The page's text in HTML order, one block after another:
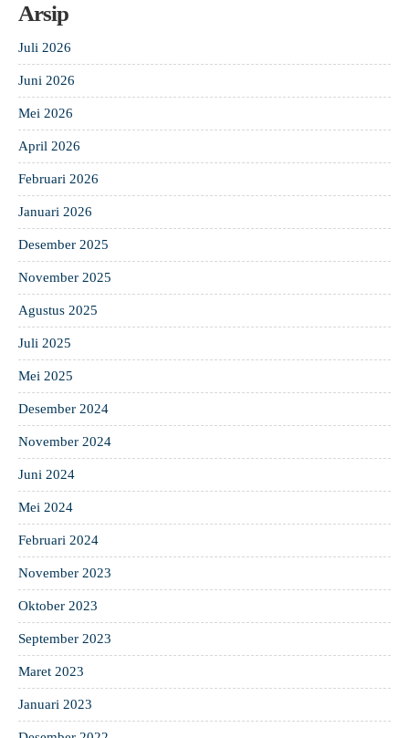
Arsip
Juli 2026
Juni 2026
Mei 2026
April 2026
Februari 2026
Januari 2026
Desember 2025
November 2025
Agustus 2025
Juli 2025
Mei 2025
Desember 2024
November 2024
Juni 2024
Mei 2024
Februari 2024
November 2023
Oktober 2023
September 2023
Maret 2023
Januari 2023